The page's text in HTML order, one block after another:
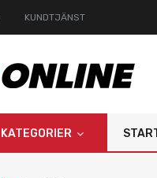
KUNDTJÄNST
KATEGORIER